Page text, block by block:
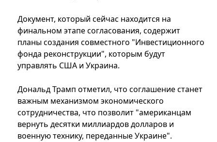
Документ, который сейчас находится на
финальном этапе согласования, содержит
планы создания совместного "Инвестиционного
фонда реконструкции", которым будут
управлять США и Украина.
Дональд Трамп отметил, что соглашение станет
важным механизмом экономического
сотрудничества, что позволит "американцам
вернуть десятки миллиардов долларов и
военную технику, переданные Украине".